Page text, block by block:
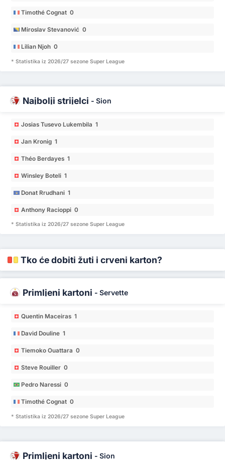
Timothé Cognat 0
Miroslav Stevanović 0
Lilian Njoh 0
* Statistika iz 2026/27 sezone Super League
Najbolji strijelci - Sion
Josias Tusevo Lukembila 1
Jan Kronig 1
Théo Berdayes 1
Winsley Boteli 1
Donat Rrudhani 1
Anthony Racioppi 0
* Statistika iz 2026/27 sezone Super League
Tko će dobiti žuti i crveni karton?
Primljeni kartoni - Servette
Quentin Maceiras 1
David Douline 1
Tiemoko Ouattara 0
Steve Rouiller 0
Pedro Naressi 0
Timothé Cognat 0
* Statistika iz 2026/27 sezone Super League
Primljeni kartoni - Sion